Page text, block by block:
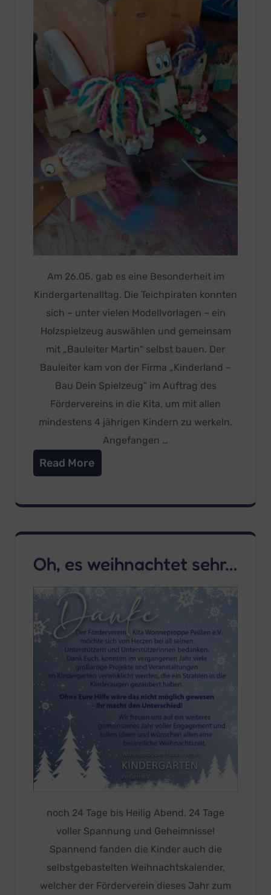
Am 26.05. gab es eine Besonderheit im
Kindergartenalltag. Die Teichpiraten konnten
sich – unter vielen Modellvorlagen – ein
Holzspielzeug auswählen und gemeinsam
mit „Bauleiter Martin“ selbst bauen. Der
Bauleiter kam von der Firma „Kinderland –
Bau Dein Spielzeug“ im Auftrag des
Fördervereins in die Kita, um mit allen
mindestens 4 jährigen Kindern zu werkeln.
Angefangen …
Read More
Oh, es weihnachtet sehr…
noch 24 Tage bis Heilig Abend. 24 Tage
voller Spannung und Geheimnisse!
Spannend fanden die Kinder auch die
selbstgebastelten Weihnachtskalender,
welcher der Förderverein dieses Jahr zum